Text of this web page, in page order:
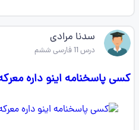
سدنا مرادی
درس 11 فارسی ششم
کسی پاسخنامه اینو داره